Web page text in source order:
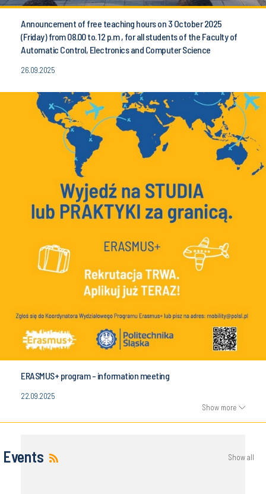
Announcement of free teaching hours on 3 October 2025
(Friday) from 08.00 to. 12 p.m , for all students of the Faculty of
Automatic Control, Electronics and Computer Science
26.09.2025
ERASMUS+ program - information meeting
22.09.2025
Show more
Events Show all